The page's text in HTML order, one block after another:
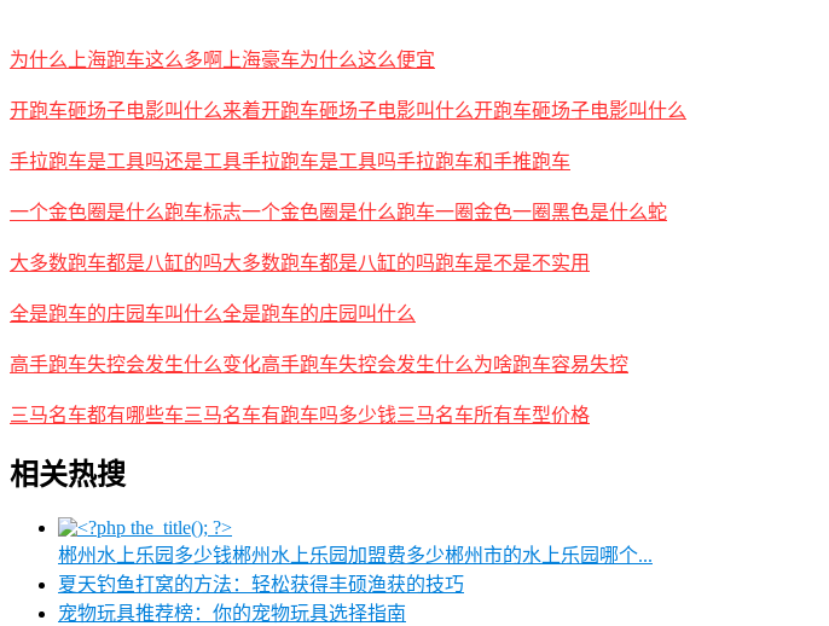
为什么上海跑车这么多啊上海豪车为什么这么便宜
开跑车砸场子电影叫什么来着开跑车砸场子电影叫什么开跑车砸场子电影叫什么
手拉跑车是工具吗还是工具手拉跑车是工具吗手拉跑车和手推跑车
一个金色圈是什么跑车标志一个金色圈是什么跑车一圈金色一圈黑色是什么蛇
大多数跑车都是八缸的吗大多数跑车都是八缸的吗跑车是不是不实用
全是跑车的庄园车叫什么全是跑车的庄园叫什么
高手跑车失控会发生什么变化高手跑车失控会发生什么为啥跑车容易失控
三马名车都有哪些车三马名车有跑车吗多少钱三马名车所有车型价格
相关热搜
郴州水上乐园多少钱郴州水上乐园加盟费多少郴州市的水上乐园哪个...
夏天钓鱼打窝的方法：轻松获得丰硕渔获的技巧
宠物玩具推荐榜：你的宠物玩具选择指南